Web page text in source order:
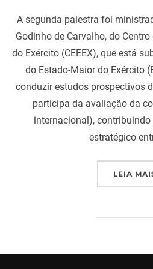
A segunda palestra foi
Godinho de Carvalho, do
do Exército (CEEEX), que está
do Estado-Maior do Exército
conduzir estudos prospectivos
participa da avaliação da
internacional),
estratégico
LEIA